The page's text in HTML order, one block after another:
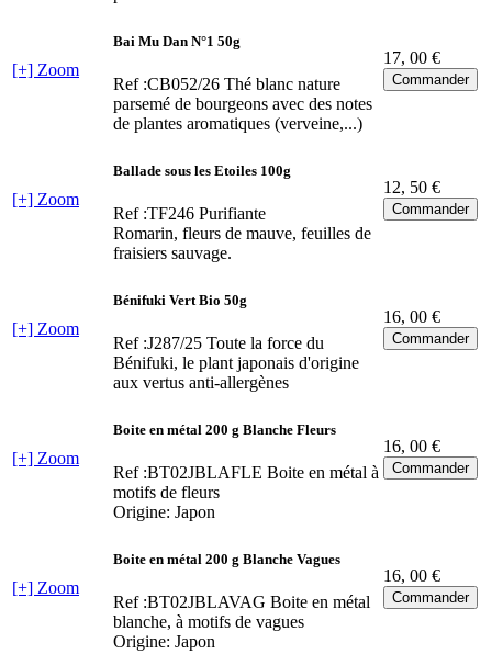
[+] Zoom
Bai Mu Dan N°1 50g
Ref :CB052/26 Thé blanc nature
parsemé de bourgeons avec des notes
de plantes aromatiques (verveine,...)
17, 00 €
[+] Zoom
Ballade sous les Etoiles 100g
Ref :TF246 Purifiante
Romarin, fleurs de mauve, feuilles de
fraisiers sauvage.
12, 50 €
[+] Zoom
Bénifuki Vert Bio 50g
Ref :J287/25 Toute la force du
Bénifuki, le plant japonais d'origine
aux vertus anti-allergènes
16, 00 €
[+] Zoom
Boite en métal 200 g Blanche Fleurs
Ref :BT02JBLAFLE Boite en métal à
motifs de fleurs
Origine: Japon
16, 00 €
[+] Zoom
Boite en métal 200 g Blanche Vagues
Ref :BT02JBLAVAG Boite en métal
blanche, à motifs de vagues
Origine: Japon
16, 00 €